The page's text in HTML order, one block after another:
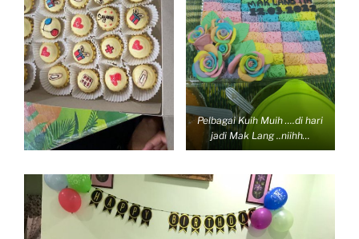
Pelbagai Kuih Muih ….di hari
jadi Mak Lang ..niihh…